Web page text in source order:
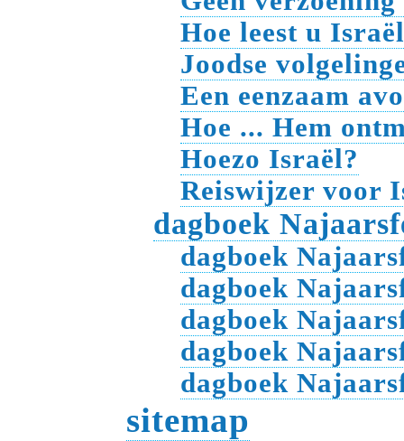
Hoe leest u
Joodse
Een eenzaam
Hoe ... Hem
Hoezo Israël?
Reiswijzer voor
dagboek
dagboek
dagboek
dagboek
dagboek
dagboek
sitemap